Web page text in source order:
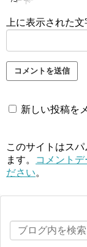
上に表示された
新しい投稿を
このサイトはス
ます。
コメント
ださい。